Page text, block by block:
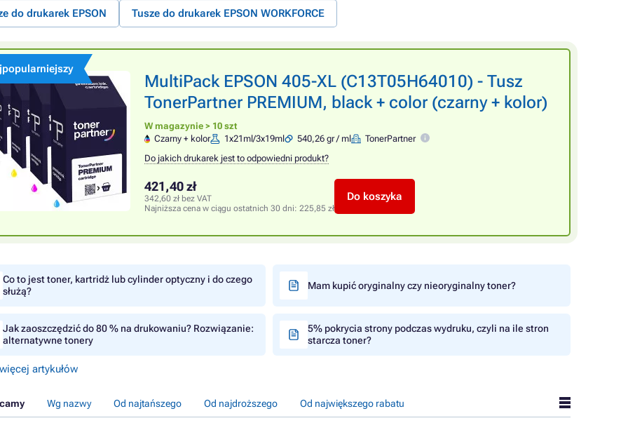
do drukarek EPSON Tusze do drukarek EPSON WORKFORCE
MultiPack EPSON 405-XL (C13T05H64010) - Tusz
TonerPartner PREMIUM, black + color (czarny + kolor)
W magazynie > 10 szt
Czarny + kolor
1x21ml/3x19ml 540,26 gr / ml
TonerPartner
Do jakich drukarek jest to odpowiedni produkt?
421,40 zł
342,60 zł bez VAT
Najniższa cena w ciągu ostatnich 30 dni: 225,85 zł
Do koszyka
Co to jest toner, kartridż lub cylinder optyczny i do czego
służą?
Mam kupić oryginalny czy nieoryginalny toner?
Jak zaoszczędzić do 80 % na drukowaniu? Rozwiązanie:
alternatywne tonery
5% pokrycia strony podczas wydruku, czyli na ile stron
starcza toner?
artykułów
Wg nazwy Od najtańszego Od najdroższego Od największego rabatu